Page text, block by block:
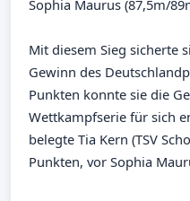
Sophia Maurus (87,5m/
Mit diesem Sieg sicherte
Gewinn des
Punkten konnte sie die
Wettkampfserie für sich
belegte Tia Kern (TSV
Punkten, vor Sophia